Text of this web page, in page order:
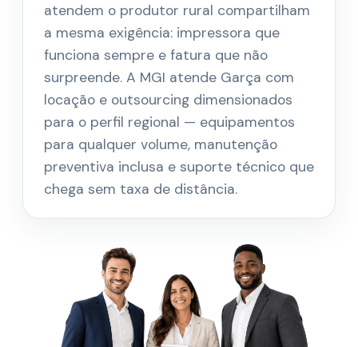
atendem o produtor rural compartilham
a mesma exigência: impressora que
funciona sempre e fatura que não
surpreende. A MGI atende Garça com
locação e outsourcing dimensionados
para o perfil regional — equipamentos
para qualquer volume, manutenção
preventiva inclusa e suporte técnico que
chega sem taxa de distância.